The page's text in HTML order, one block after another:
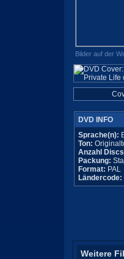
Bilder auf der
DVD INFO
Sprache(n):
Ton:
Anzahl
Packung:
Format: PAL
Ländercode:
Weitere